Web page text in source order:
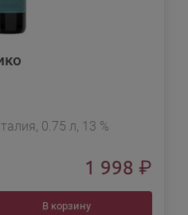
0.75 л, 13 %
1 998 ₽
В корзину